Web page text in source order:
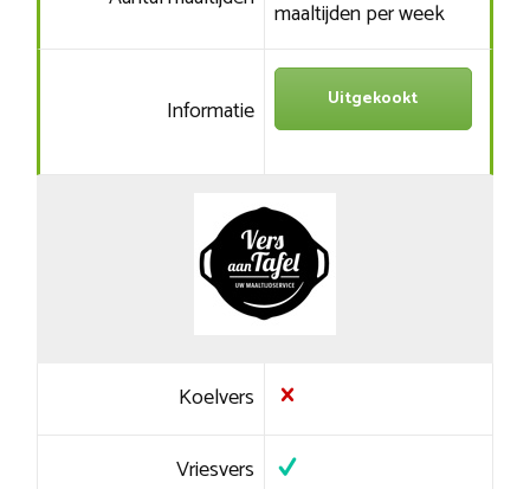
maaltijden per week
Informatie Uitgekookt
Koelvers
Vriesvers